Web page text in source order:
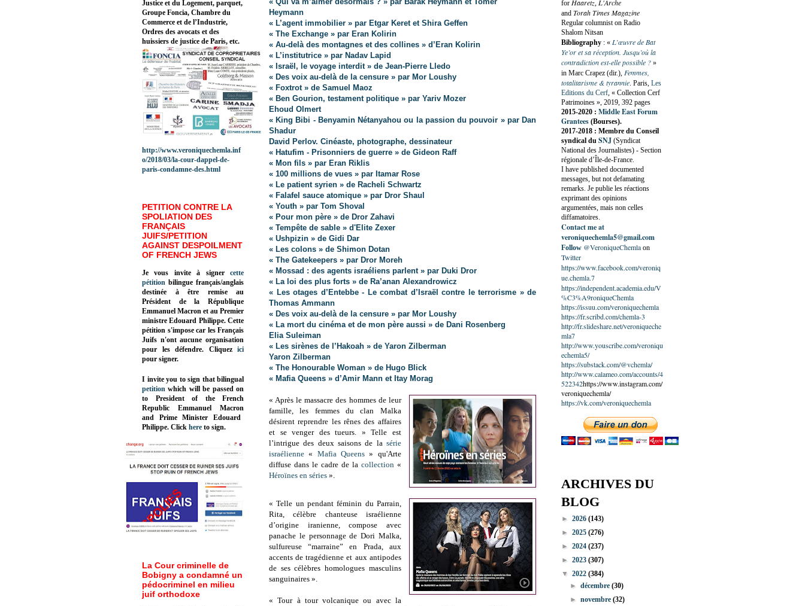
Heymann
« L’agent immobilier » par Etgar Keret et Shira Geffen
« The Exchange » par Eran Kolirin
« Au-delà des montagnes et des collines » d’Eran Kolirin
« L’institutrice » par Nadav Lapid
« Israël, le voyage interdit » de Jean-Pierre Lledo
« Des voix au-delà de la censure » par Mor Loushy
« Foxtrot » de Samuel Maoz
« Ben Gourion, testament politique » par Yariv Mozer
Ehoud Olmert
« King Bibi - Benyamin Nétanyahou ou la passion du pouvoir » par Dan
Shadur
David Perlov. Cinéaste, photographe, dessinateur
« Hatufim - Prisonniers de guerre » de Gideon Raff
« Mon fils » par Eran Riklis
« 100 millions de vues » par Itamar Rose
« Le patient syrien » de Racheli Schwartz
« Falafel sauce atomique » par Dror Shaul
« Youth » par Tom Shoval
« Pour mon père » de Dror Zahavi
« Tempête de sable » d'Elite Zexer
« Ushpizin » de Gidi Dar
« Les colons » de Shimon Dotan
« The Gatekeepers » par Dror Moreh
« Mossad : des agents israéliens parlent » par Duki Dror
« La loi des plus forts » de Ra’anan Alexandrowicz
« Les otages d’Entebbe - Le combat d’Israël contre le terrorisme » de
Thomas Ammann
« Des voix au-delà de la censure » par Mor Loushy
« La mort du cinéma et de mon père aussi » de Dani Rosenberg
Elia Suleiman
« Les sirènes de l’Hakoah » de Yaron Zilberman
Yaron Zilberman
« The Honourable Woman » de Hugo Blick
« Mafia Queens » d’Amir Mann et Itay Morag
« Après le massacre des hommes de leur
famille, les femmes du clan Malka
désirent reprendre les rênes des affaires
et se venger des tueurs. » Telle est
l’intrigue des deux saisons de la série
israélienne « Mafia Queens » qu'Arte
diffuse dans le cadre de la collection«
Héroïnes en séries ».
« Telle un pendant féminin du Parrain,
Rita, célèbre chanteuse israélienne
d’origine iranienne, compose avec
panache le personnage de Dori Malka,
sulfureuse “marraine” en Prada, aux
accents de tragédienne et aux antipodes
de ses célèbres homologues masculins
sanguinaires ».
« Tour à tour volcanique ou avec la
Justice et du Logement, parquet,
Groupe Foncia, Chambre du
Commerce et de l’Industrie,
Ordres des avocats et des
huissiers de justice de Paris, etc.
http://www.veroniquechemla.inf
o/2018/03/la-cour-dappel-de-
paris-condamne-des.html
PETITION CONTRE LA
SPOLIATION DES
FRANÇAIS
JUIFS/PETITION
AGAINST DESPOILMENT
OF FRENCH JEWS
Je vous invite à signer cette
pétition bilingue français/anglais
destinée à être remise au
Président de la République
Emmanuel Macron et au Premier
ministre Edouard Philippe. Cette
pétition s'impose car les Français
Juifs n'ont aucune organisation
pour les défendre. Cliquez
ici
pour signer.
I invite you to sign that bilingual
petition which will be passed on
to President of the French
Republic Emmanuel Macron
and Prime Minister Edouard
Philippe. Click here to sign.
La Cour criminelle de
Bobigny a condamné un
pédocriminel en milieu
juif orthodoxe
for Haaretz, L'Arche
and Torah Times Magazine
Regular columnist on Radio
Shalom Nitsan
Bibliography : « L’œuvre de Bat
Ye’or et sa réception. Jusqu’où la
contradiction est-elle possible ? »
in Marc Crapez (dir.), Femmes,
totalitarisme & tyrannie. Paris, Les
Editions du Cerf, « Collection Cerf
Patrimoines », 2019, 392 pages
2015-2020 : Middle East Forum
Grantees (Bourses).
2017-2018 : Membre du Conseil
syndical du SNJ (Syndicat
National des Journalistes) - Section
régionale d’Île-de-France.
I have published documented
messages, but not defamating
remarks. Je publie les réactions
exprimant des opinions
argumentées, mais non celles
diffamatoires.
Contact me at
veroniquechemla5@gmail.com
Follow @VeroniqueChemlaon
Twitter
https://www.facebook.com/veroniq
ue.chemla.7
https://independent.academia.edu/V
%C3%A9roniqueChemla
https://issuu.com/veroniquechemla
https://fr.scribd.com/chemla-3
http://fr.slideshare.net/veroniqueche
mla7
http://www.youscribe.com/veroniqu
echemla5/
https://substack.com/@vchemla/
http://www.calameo.com/accounts/4
522342https://www.instagram.com/
veroniquechemla/
https://vk.com/veroniquechemla
ARCHIVES DU
BLOG
► 2026 (143)
► 2025 (276)
► 2024 (237)
► 2023 (307)
▼ 2022 (384)
►décembre(30)
►novembre(32)